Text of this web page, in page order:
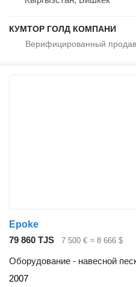
КУМТОР ГОЛД КОМПАНИ
Epoke
79 860 TJS
7 500 € ≈ 8 666 $
Оборудование - навесной
2007